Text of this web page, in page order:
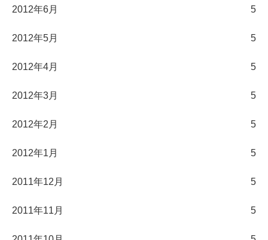
2012年6月 5
2012年5月 5
2012年4月 5
2012年3月 5
2012年2月 5
2012年1月 5
2011年12月 5
2011年11月 5